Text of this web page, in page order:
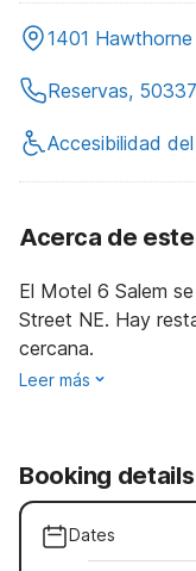
1401
Reservas,
Accesibilidad
Acerca de
El Motel 6 Salem
Street NE. Hay
cercana.
Leer más
Booking details
Dates